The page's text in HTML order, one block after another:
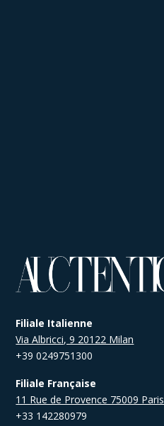
Filiale Italienne
Via Albricci, 9 20122 Milan
+39 0249751300
Filiale Française
11 Rue de Provence 75009 Paris
+33 142280979